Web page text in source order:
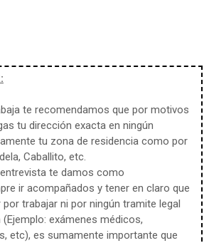
te recomendamos que por motivos
tu dirección exacta en ningún
tu zona de residencia como por
Caballito, etc.
te damos como
ir acompañados y tener en claro que
trabajar ni por ningún tramite legal
exámenes médicos,
etc), es sumamente importante que